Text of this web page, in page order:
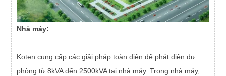
Nhà máy:
Koten cung cấp các giải pháp toàn diện để phát điện dự
phòng từ 8kVA đến 2500kVA tại nhà máy. Trong nhà máy,